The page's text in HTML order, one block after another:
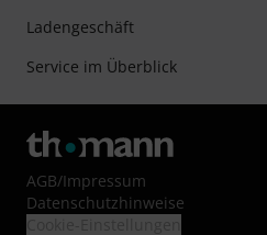
Ladengeschäft
Service im Überblick
AGB/Impressum
Datenschutzhinweise